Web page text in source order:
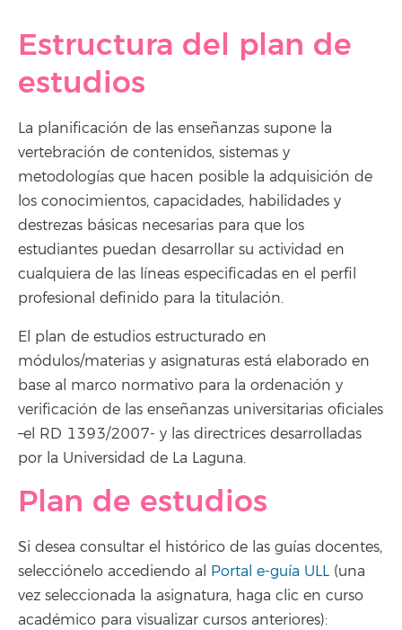
Estructura del plan de
estudios
La planificación de las enseñanzas supone la
vertebración de contenidos, sistemas y
metodologías que hacen posible la adquisición de
los conocimientos, capacidades, habilidades y
destrezas básicas necesarias para que los
estudiantes puedan desarrollar su actividad en
cualquiera de las líneas especificadas en el perfil
profesional definido para la titulación.
El plan de estudios estructurado en
módulos/materias y asignaturas está elaborado en
base al marco normativo para la ordenación y
verificación de las enseñanzas universitarias oficiales
–el RD 1393/2007- y las directrices desarrolladas
por la Universidad de La Laguna.
Plan de estudios
Si desea consultar el histórico de las guías docentes,
selecciónelo accediendo al Portal e-guía ULL (una
vez seleccionada la asignatura, haga clic en curso
académico para visualizar cursos anteriores):